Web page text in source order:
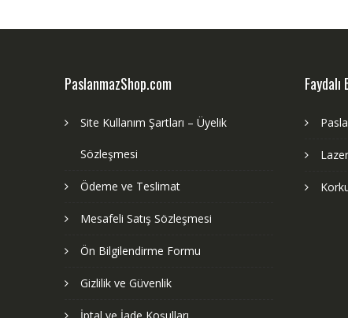
PaslanmazShop.com
Site Kullanım Şartları – Üyelik
Sözleşmesi
Ödeme ve Teslimat
Mesafeli Satış Sözleşmesi
Ön Bilgilendirme Formu
Gizlilik ve Güvenlik